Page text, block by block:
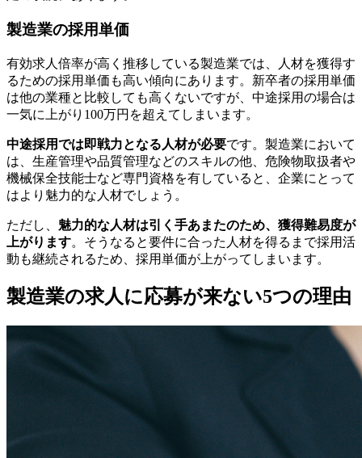
製造業の採用単価
有効求人倍率が高く推移している製造業では、人材を獲得す
るための採用単価も高い傾向にあります。新卒者の採用単価
は他の業種と比較しても高くないですが、中途採用の場合は
一気に上がり100万円を超えてしまいます。
中途採用では即戦力となる人材が必要です。製造業において
は、生産管理や品質管理などのスキルの他、危険物取扱者や
機械保全技能士など専門資格を有していると、企業にとって
はより魅力的な人材でしょう。
ただし、 魅力的な人材は引く手あまたのため、獲得難易度が
上がります。そうなると要件に合った人材を得るまで採用活
動も継続されるため、採用単価が上がってしまいます。
製造業の求人に応募が来ない5つの理由